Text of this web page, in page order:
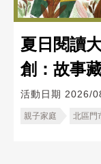
夏日閱讀
創：故事
活動日期 2026/
親子家庭 北區門